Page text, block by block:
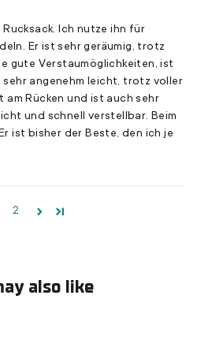
Ich nutze ihn für
Er ist sehr geräumig, trotz
gute Verstaumöglichkeiten, ist
angenehm leicht, trotz voller
am Rücken und ist auch sehr
und schnell verstellbar. Beim
ist bisher der Beste, den ich je
2
also like